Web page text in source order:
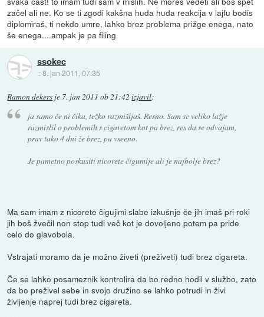
začel ali ne. Ko se ti zgodi kakšna huda huda reakcija v lajfu bodis
diplomiraš, ti nekdo umre, lahko brez problema prižge enega, nato
še enega....ampak je pa filing
ssokec
::8. jan 2011, 07:35
Ramon dekers je 7. jan 2011 ob 21:42 izjavil:
ja samo če ni čika, težko razmišljaš. Resno. Sam se veliko lažje
razmislil o problemih s cigaretom kot pa brez, res da se odvajam,
prav tako 4 dni že brez, pa vseeno.
Je pametno poskusiti nicorete čigumije ali je najbolje brez?
Ma sam imam z nicorete čigujimi slabe izkušnje če jih imaš pri roki
jih boš žvečil non stop tudi več kot je dovoljeno potem pa pride
celo do glavobola.
Vstrajati moramo da je možno živeti (preživeti) tudi brez cigareta.
Če se lahko posameznik kontrolira da bo redno hodil v službo, zato
da bo preživel sebe in svojo družino se lahko potrudi in živi
življenje naprej tudi brez cigareta.